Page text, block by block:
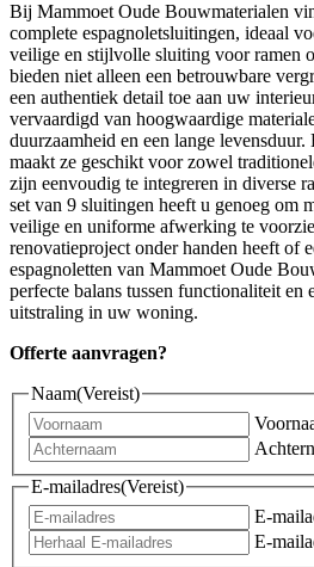
Bij Mammoet Oude Bouwmaterialen
complete espagnoletsluitingen, ideaal
veilige en stijlvolle sluiting voor ramen
bieden niet alleen een betrouwbare
een authentiek detail toe aan uw
vervaardigd van hoogwaardige
duurzaamheid en een lange
maakt ze geschikt voor zowel
zijn eenvoudig te integreren in diverse
set van 9 sluitingen heeft u genoeg om
veilige en uniforme afwerking te
renovatieproject onder handen heeft of
espagnoletten van Mammoet Oude
perfecte balans tussen functionaliteit en
uitstraling in uw woning.
Offerte aanvragen?
Naam(Vereist)
E-mailadres(Vereist)
E-
E-